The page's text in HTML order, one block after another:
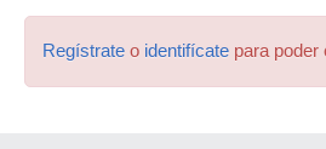
Regístrate o identifícate para poder